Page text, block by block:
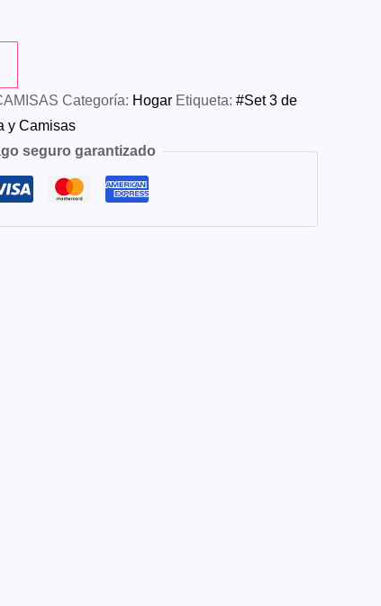
Categoría: Hogar Etiqueta: #Set 3 de
y Camisas
seguro garantizado